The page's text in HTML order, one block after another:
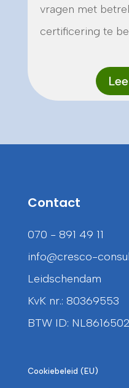
vragen met
certificering te
Contact
070 - 891 49 11
info@cresco-
Leidschendam
KvK nr.: 80369553
BTW ID:
Cookiebeleid (EU)